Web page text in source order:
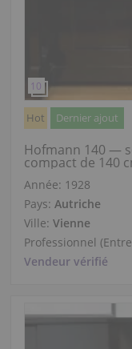
Hot Dernier ajout
Hofmann 140 —
compact de 140
Année: 1928
Pays: Autriche
Ville: Vienne
Professionnel
Vendeur vérifié